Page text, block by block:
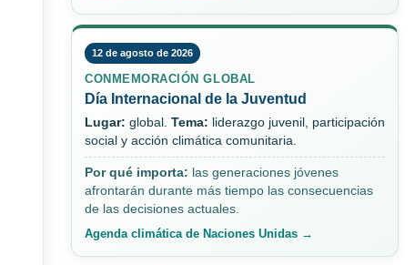
12 de agosto de 2026
CONMEMORACIÓN GLOBAL
Día Internacional de la Juventud
Lugar: global. Tema: liderazgo juvenil, participación
social y acción climática comunitaria.
Por qué importa: las generaciones jóvenes
afrontarán durante más tiempo las consecuencias
de las decisiones actuales.
Agenda climática de Naciones Unidas →